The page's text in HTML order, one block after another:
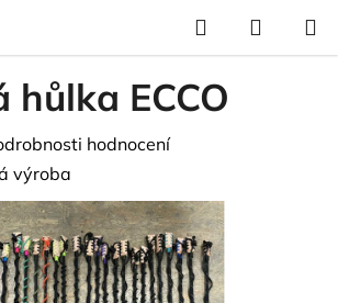
Hledat
KOŠÍK
hůlka ECCO
hodnocení
výroba